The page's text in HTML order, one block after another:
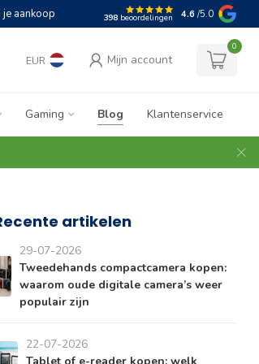
aankoop 398 beoordelingen 4.6 /5.0
EUR Mijn account
0
Gaming Blog Klantenservice
artikelen
29-07-2026
Tweedehands compactcamera kopen:
waarom oude digitale camera’s weer
populair zijn
22-07-2026